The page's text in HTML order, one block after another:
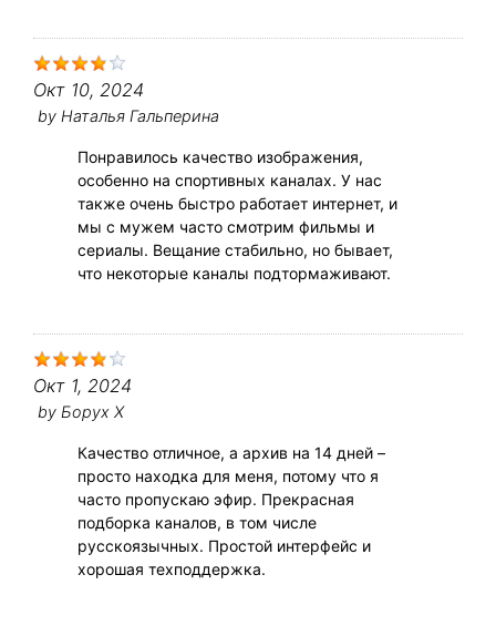
Окт 10, 2024
by Наталья Гальперина
Понравилось качество изображения,
особенно на спортивных каналах. У нас
также очень быстро работает интернет, и
мы с мужем часто смотрим фильмы и
сериалы. Вещание стабильно, но бывает,
что некоторые каналы подтормаживают.
Окт 1, 2024
by Борух Х
Качество отличное, а архив на 14 дней –
просто находка для меня, потому что я
часто пропускаю эфир. Прекрасная
подборка каналов, в том числе
русскоязычных. Простой интерфейс и
хорошая техподдержка.